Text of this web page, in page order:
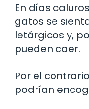
En días
gatos se
letárgicos y,
pueden caer.
Por el
podrían